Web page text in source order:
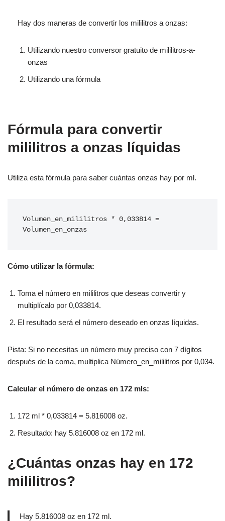
Hay dos maneras de convertir los mililitros a onzas:
Utilizando nuestro conversor gratuito de mililitros-a-
onzas
Utilizando una fórmula
Fórmula para convertir
mililitros a onzas líquidas
Utiliza esta fórmula para saber cuántas onzas hay por ml.
Volumen_en_mililitros * 0,033814 =
Volumen_en_onzas
Cómo utilizar la fórmula:
Toma el número en mililitros que deseas convertir y
multiplícalo por 0,033814.
El resultado será el número deseado en onzas líquidas.
Pista: Si no necesitas un número muy preciso con 7 dígitos
después de la coma, multiplica Número_en_mililitros por 0,034.
Calcular el número de onzas en 172 mls:
172 ml * 0,033814 = 5.816008 oz.
Resultado: hay 5.816008 oz en 172 ml.
¿Cuántas onzas hay en 172
mililitros?
Hay 5.816008 oz en 172 ml.